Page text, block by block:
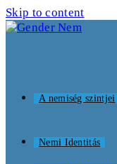
Skip to content
A nemiség szintjei
Nemi Identitás